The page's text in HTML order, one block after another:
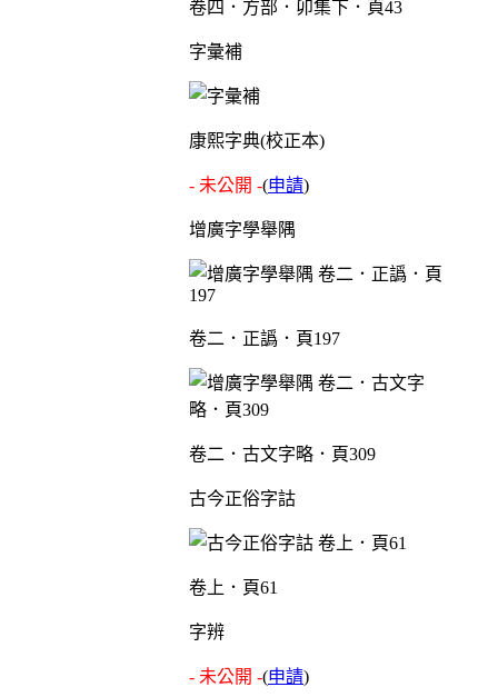
卷四．方部．卯集下．頁43
字彙補
康熙字典(校正本)
- 未公開 -(申請)
增廣字學舉隅
卷二．正譌．頁197
卷二．古文字略．頁309
古今正俗字詁
卷上．頁61
字辨
- 未公開 -(申請)